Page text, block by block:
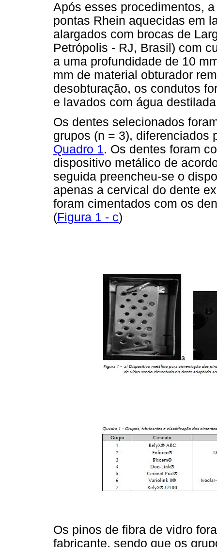
Após esses procedimentos,
pontas Rhein aquecidas em
alargados com brocas de
Petrópolis - RJ, Brasil) com
a uma profundidade de 10
mm de material obturador
desobturação, os condutos
e lavados com água
Os dentes selecionados
grupos (n = 3), diferenciados
Quadro 1. Os dentes foram
dispositivo metálico de
seguida preencheu-se o
apenas a cervical do dente
foram cimentados com os
(Figura 1 - c)
Os pinos de fibra de vidro
fabricante, sendo que os